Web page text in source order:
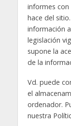
informes
hace del
información
legislación
supone la
de la
Vd. puede
el
ordenador.
nuestra